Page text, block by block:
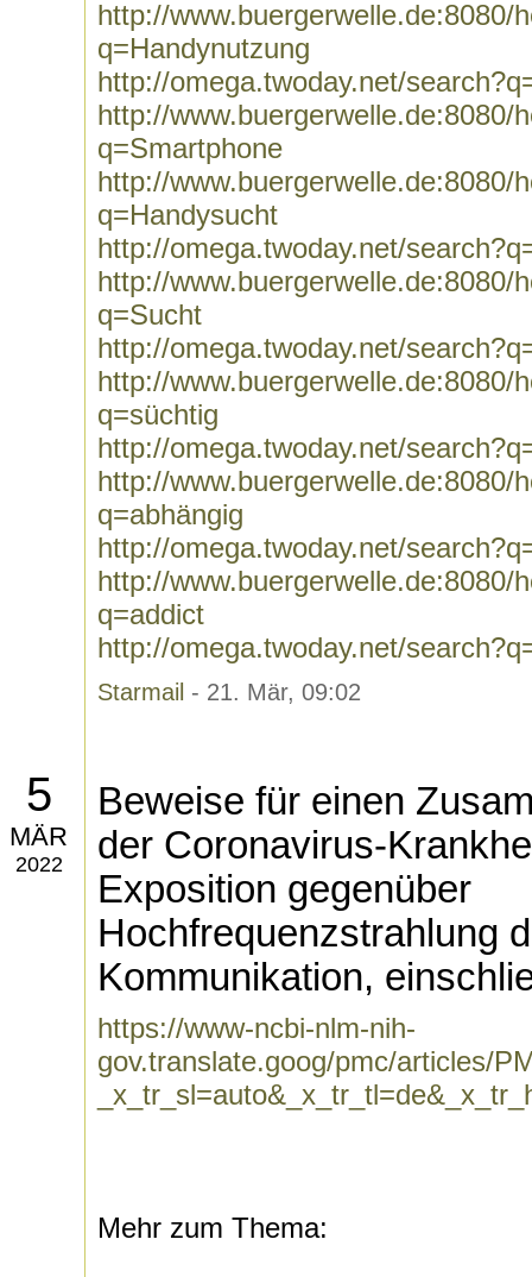
http://www.buergerwelle.de:8080/
q=Handynutzung
http://omega.twoday.net/
http://www.buergerwelle.de:8080/
q=Smartphone
http://www.buergerwelle.de:8080/
q=Handysucht
http://omega.twoday.net/
http://www.buergerwelle.de:8080/
q=Sucht
http://omega.twoday.net/
http://www.buergerwelle.de:8080/
q=süchtig
http://omega.twoday.net/
http://www.buergerwelle.de:8080/
q=abhängig
http://omega.twoday.net/
http://www.buergerwelle.de:8080/
q=addict
http://omega.twoday.net/
Starmail - 21. Mär, 09:02
5
MÄR
2022
Beweise für einen
der Coronavirus-
Exposition gegenüber
Hochfrequenzstrahlung
Kommunikation,
https://www-ncbi-nlm-nih-
gov.translate.goog/pmc/articles/
Mehr zum Thema: